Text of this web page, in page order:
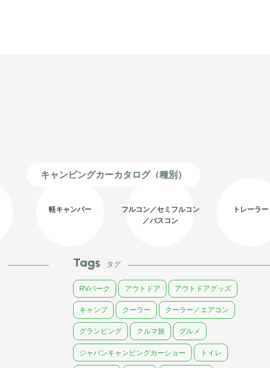
キャンピングカーカタログ（種別）
軽キャンパー
フルコン／セミフルコン
／バスコン
トレーラー
Tags タグ
RVパーク アウトドア アウトドアグッズ
キャンプ クーラー クーラー／エアコン
グランピング クルマ旅 グルメ
ジャパンキャンピングカーショー トイレ